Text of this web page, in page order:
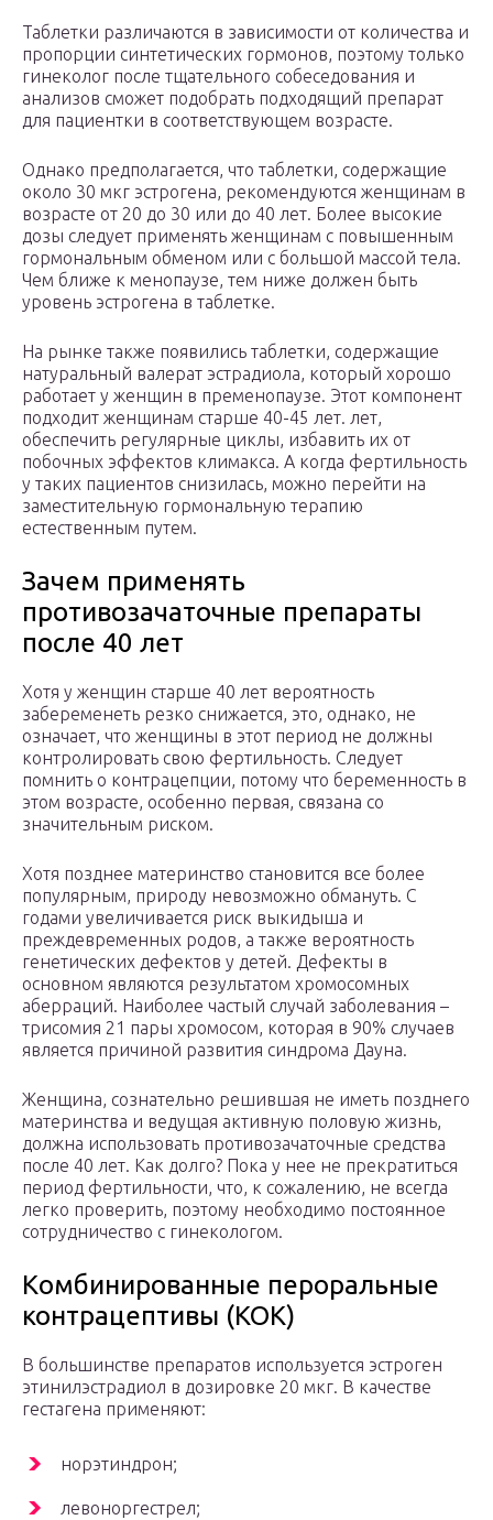
Таблетки различаются в зависимости от количества и
пропорции синтетических гормонов, поэтому только
гинеколог после тщательного собеседования и
анализов сможет подобрать подходящий препарат
для пациентки в соответствующем возрасте.
Однако предполагается, что таблетки, содержащие
около 30 мкг эстрогена, рекомендуются женщинам в
возрасте от 20 до 30 или до 40 лет. Более высокие
дозы следует применять женщинам с повышенным
гормональным обменом или с большой массой тела.
Чем ближе к менопаузе, тем ниже должен быть
уровень эстрогена в таблетке.
На рынке также появились таблетки, содержащие
натуральный валерат эстрадиола, который хорошо
работает у женщин в пременопаузе. Этот компонент
подходит женщинам старше 40-45 лет. лет,
обеспечить регулярные циклы, избавить их от
побочных эффектов климакса. А когда фертильность
у таких пациентов снизилась, можно перейти на
заместительную гормональную терапию
естественным путем.
Зачем применять
противозачаточные препараты
после 40 лет
Хотя у женщин старше 40 лет вероятность
забеременеть резко снижается, это, однако, не
означает, что женщины в этот период не должны
контролировать свою фертильность. Следует
помнить о контрацепции, потому что беременность в
этом возрасте, особенно первая, связана со
значительным риском.
Хотя позднее материнство становится все более
популярным, природу невозможно обмануть. С
годами увеличивается риск выкидыша и
преждевременных родов, а также вероятность
генетических дефектов у детей. Дефекты в
основном являются результатом хромосомных
аберраций. Наиболее частый случай заболевания –
трисомия 21 пары хромосом, которая в 90% случаев
является причиной развития синдрома Дауна.
Женщина, сознательно решившая не иметь позднего
материнства и ведущая активную половую жизнь,
должна использовать противозачаточные средства
после 40 лет. Как долго? Пока у нее не прекратиться
период фертильности, что, к сожалению, не всегда
легко проверить, поэтому необходимо постоянное
сотрудничество с гинекологом.
Комбинированные пероральные
контрацептивы (КОК)
В большинстве препаратов используется эстроген
этинилэстрадиол в дозировке 20 мкг. В качестве
гестагена ­применяют:
норэтиндрон;
­левоноргестрел;